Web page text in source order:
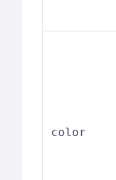
color